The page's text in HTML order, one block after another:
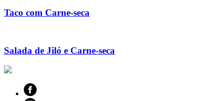
Taco com Carne-seca
Salada de Jiló e Carne-seca